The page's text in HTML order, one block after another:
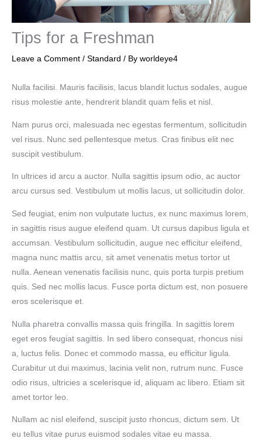
Tips for a Freshman
Leave a Comment / Standard / By worldeye4
Nulla facilisi. Mauris facilisis, lacus blandit luctus sodales, augue
risus molestie ante, hendrerit blandit quam felis et nisl.
Nam purus orci, malesuada nec egestas fermentum, sollicitudin
vel risus. Nunc sed pellentesque metus. Cras finibus elit nec
suscipit vestibulum.
In ultrices id arcu a auctor. Nulla sagittis ipsum odio, ac auctor
arcu cursus sed. Vestibulum ut mollis lacus, ut sollicitudin dolor.
Sed feugiat, enim non vulputate luctus, ex nunc maximus lorem,
in sagittis risus augue eleifend quam. Ut cursus dapibus ligula et
accumsan. Vestibulum sollicitudin, augue nec efficitur eleifend,
magna nunc mattis arcu, sit amet venenatis metus tortor ut
nulla. Aenean venenatis facilisis nunc, quis porta turpis pretium
quis. Sed nec mollis lacus. Fusce porta dictum est, non posuere
eros scelerisque et.
Nulla pharetra convallis massa quis fringilla. In sagittis lorem
eget eros feugiat sagittis. In sed libero consequat, rhoncus nisi
a, luctus felis. Donec et commodo massa, eu efficitur ligula.
Curabitur ut dui maximus, lacinia velit non, rutrum nunc. Fusce
odio risus, ultricies a scelerisque id, aliquam ac libero. Etiam sit
amet tortor leo.
Nullam ac nisl eleifend, suscipit justo rhoncus, dictum sem. Ut
eu tellus vitae purus euismod sodales vitae eu massa.